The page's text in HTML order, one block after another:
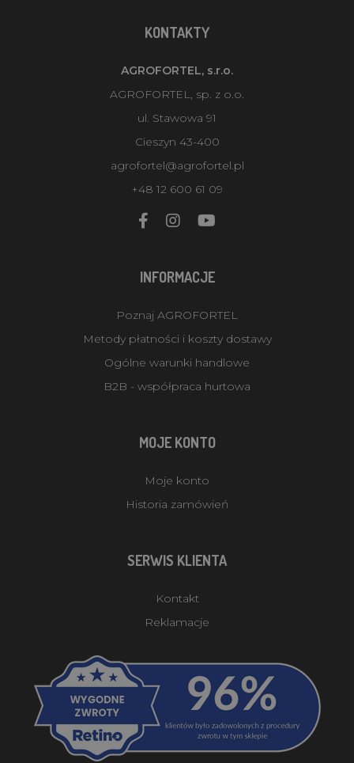
KONTAKTY
AGROFORTEL, s.r.o.
AGROFORTEL, sp. z o.o.
ul. Stawowa 91
Cieszyn 43-400
agrofortel@agrofortel.pl
+48 12 600 61 09
INFORMACJE
Poznaj AGROFORTEL
Metody płatności i koszty dostawy
Ogólne warunki handlowe
B2B - współpraca hurtowa
MOJE KONTO
Moje konto
Historia zamówień
SERWIS KLIENTA
Kontakt
Reklamacje